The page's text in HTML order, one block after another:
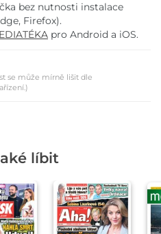
bez nutnosti instalace
Firefox).
pro Android a iOS.
se může mírně lišit dle
líbit